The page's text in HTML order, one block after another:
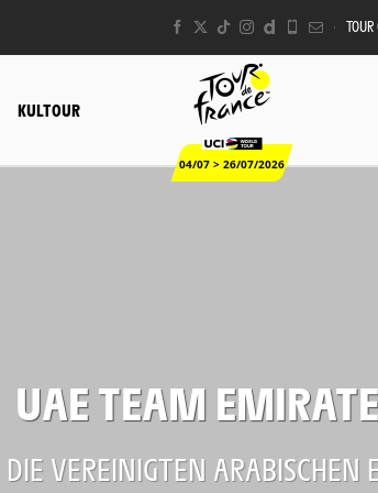
TOUR
KULTOUR
04/07 > 26/07/2026
UAE TEAM
DIE VEREINIGTEN ARABISCHEN